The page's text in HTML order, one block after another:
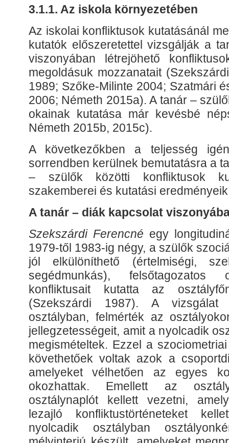
3.1.1. Az iskola környezetében
Az iskolai konfliktusok kutatásánál
kutatók előszeretettel vizsgálják a
viszonyában létrejöhető
megoldásuk mozzanatait
1989; Szőke-Milinte 2004; Szatmári
2006; Németh 2015a). A tanár –
okainak kutatása már kevésbé
Németh 2015b, 2015c).
A következőkben a teljesség
sorrendben kerülnek bemutatásra a
– szülők közötti konfliktusok
szakemberei és kutatási
A tanár – diák kapcsolat
Szekszárdi Ferencné egy
1979-től 1983-ig négy, a szülők
jól elkülöníthető (értelmiségi,
segédmunkás), felsőtagozatos
konfliktusait kutatta az
(Szekszárdi 1987). A
osztályban, felmérték az
jellegzetességeit, amit a nyolcadik
megismételtek. Ezzel a
követhetőek voltak azok a
amelyeket vélhetően az egyes
okozhattak. Emellett az
osztálynaplót kellett vezetni,
lezajló konfliktustörténeteket
nyolcadik osztályban